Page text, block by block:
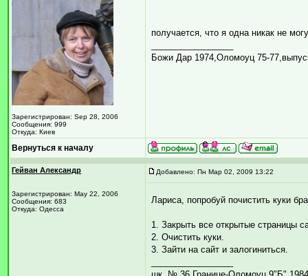
Зарегистрирован: Sep 28, 2006
Сообщения: 999
Откуда: Киев
получается, что я одна никак не
Божи Дар 1974,Оломоуц 75-
Вернуться к началу
Гейван Александр
Зарегистрирован: May 22, 2006
Сообщения: 683
Откуда: Одесса
Добавлено: Пн Мар 02, 2009 13:22
Лариса, попробуй почистить куки
1. Закрыть все открытые страницы
2. Очистить куки.
3. Зайти на сайт и залогиниться.